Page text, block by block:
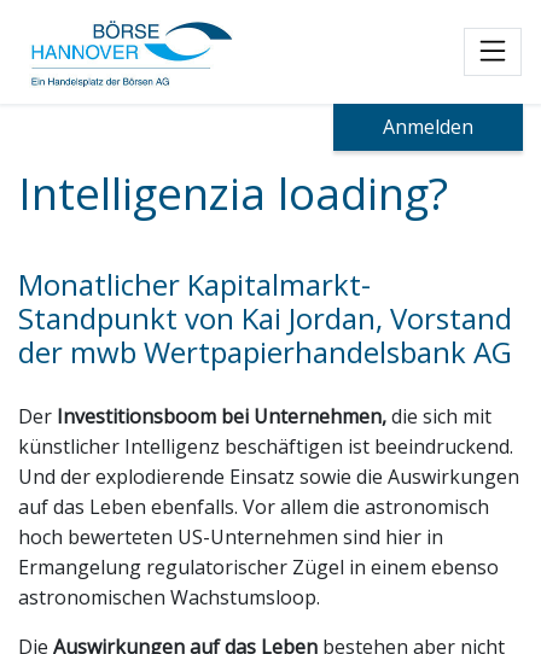
Anmelden
Intelligenzia loading?
Monatlicher Kapitalmarkt-
Standpunkt von Kai Jordan, Vorstand
der mwb Wertpapierhandelsbank AG
Der Investitionsboom bei Unternehmen,die sich mit
künstlicher Intelligenz beschäftigen ist beeindruckend.
Und der explodierende Einsatz sowie die Auswirkungen
auf das Leben ebenfalls. Vor allem die astronomisch
hoch bewerteten US-Unternehmen sind hier in
Ermangelung regulatorischer Zügel in einem ebenso
astronomischen Wachstumsloop.
Die Auswirkungen auf das Leben bestehen aber nicht